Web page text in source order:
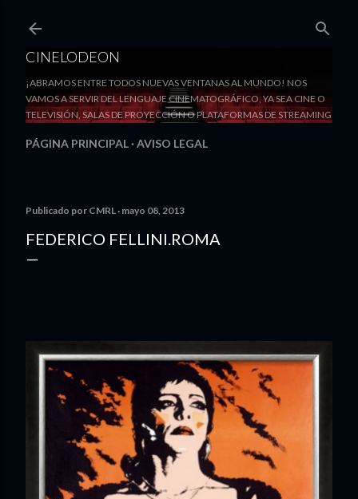
CINELODEON
¡ABRAMOS ENTRE TODOS NUEVAS VENTANAS AL MUNDO! NOS
VAMOS A SERVIR DEL LENGUAJE CINEMATOGRÁFICO, YA SEA CINE O
TELEVISIÓN, SALAS DE PROYECCIÓN O PLATAFORMAS DE STREAMING
PÁGINA PRINCIPAL AVISO LEGAL
Publicado por CMRL mayo 08, 2013
FEDERICO FELLINI.ROMA